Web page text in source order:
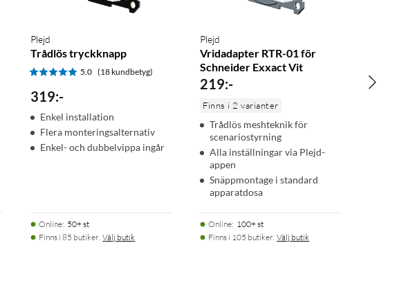
Plejd
Trådlös tryckknapp
5.0 (18 kundbetyg)
319:-
Enkel installation
Flera monteringsalternativ
Enkel- och dubbelvippa ingår
Online: 50+ st
Finns i 85 butiker. Välj butik
Plejd
Vridadapter RTR-01 för
Schneider Exxact Vit
219:-
Finns i 2 varianter
Trådlös meshteknik för
scenariostyrning
Alla inställningar via Plejd-
appen
Snäppmontage i standard
apparatdosa
Online: 100+ st
Finns i 105 butiker. Välj butik